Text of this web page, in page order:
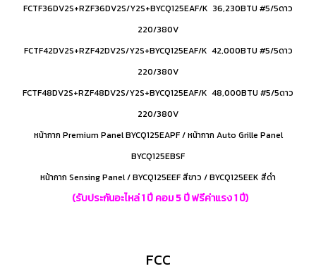
FCTF36DV2S+RZF36DV2S/Y2S+BYCQ125EAF/K 36,230BTU #5/5ดาว
220/380V
FCTF42DV2S+RZF42DV2S/Y2S+BYCQ125EAF/K 42,000BTU #5/5ดาว
220/380V
FCTF48DV2S+RZF48DV2S/Y2S+BYCQ125EAF/K 48,000BTU #5/5ดาว
220/380V
หน้ากาก Premium Panel BYCQ125EAPF / หน้ากาก Auto Grille Panel
BYCQ125EBSF
หน้ากาก Sensing Panel / BYCQ125EEF สีขาว / BYCQ125EEK สีดำ
(รับประกันอะไหล่ 1 ปี คอม 5 ปี ฟรีค่าแรง 1 ปี)
FCC